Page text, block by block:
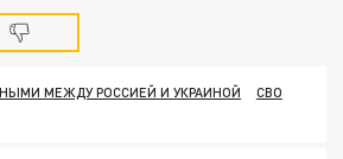
МЕЖДУ РОССИЕЙ И УКРАИНОЙ
СВО